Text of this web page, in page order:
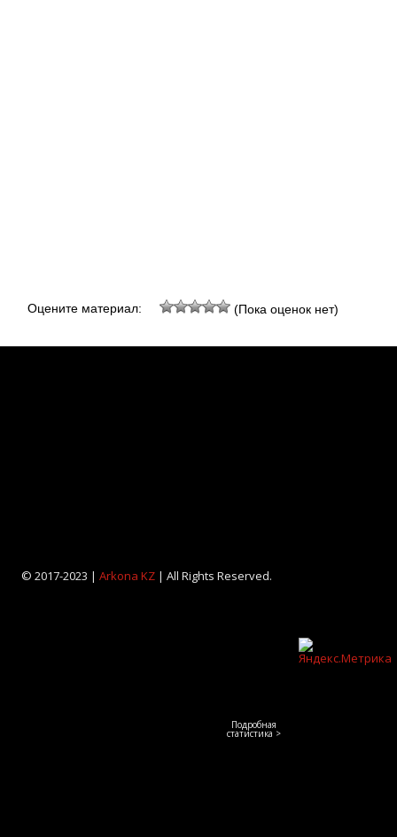
Оцените материал: (Пока оценок нет)
© 2017-2023 | Arkona KZ| All Rights Reserved.
Подробная
статистика >